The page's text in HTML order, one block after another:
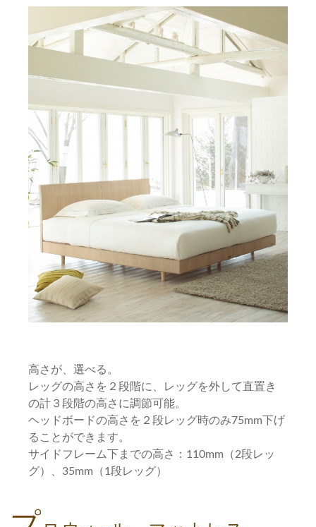
高さが、選べる。
レッグの高さを２段階に、レッグを外して直置き
の計３段階の高さに調節可能。
ヘッドボードの高さを２段レッグ時のみ75mm下げ
ることができます。
サイドフレーム下までの高さ：110mm（2段レッ
グ）、35mm（1段レッグ）